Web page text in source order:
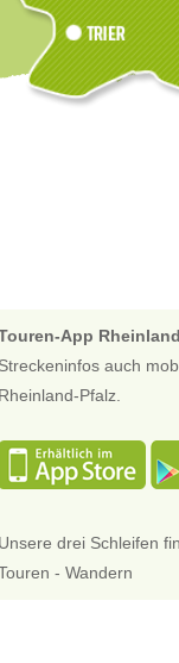
App
Streckeninfos auch
Rheinland-Pfalz.
Unsere drei Schleifen
- Wandern